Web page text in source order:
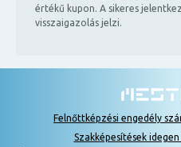
értékű kupon. A sikeres
visszaigazolás jelzi.
Felnőttképzési engedély
Szakképesítések